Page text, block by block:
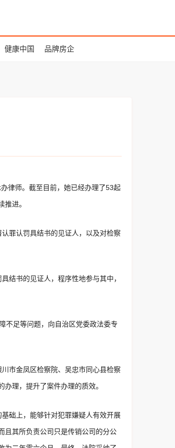
健康中国 品牌房企
律师。截至目前，她已经办理了53起
进。
罪认罚具结书的见证人，以及对检察
结书的见证人，程序性地参与其中，
不足等问题，向自治区党委政法委专
市金凤区检察院、吴忠市同心县检察
理，提升了案件办理的质效。
础上，能够针对犯罪嫌疑人有效开展
且其所负责公司只是传销公司的分公